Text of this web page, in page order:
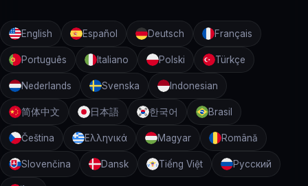
English Español Deutsch Français
Português Italiano Polski Türkçe
Nederlands Svenska Indonesian
简体中文 日本語 한국어 Brasil
Čeština Ελληνικά Magyar Română
Slovenčina Dansk Tiếng Việt Русский